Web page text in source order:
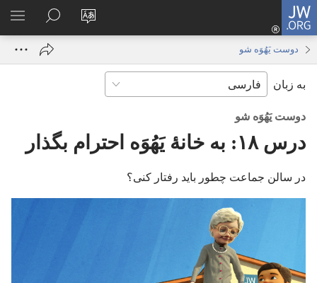
JW.ORG
زبان
را
ورود
باز
JW.ORG
جستجو
دوست یَهُوَه شو
به زبان
دوست یَهُوَه شو
درس ۱۸:‏ به خانهٔ یَهُوَه احترام بگذار
در سالن جماعت چطور باید رفتار کنی؟‏